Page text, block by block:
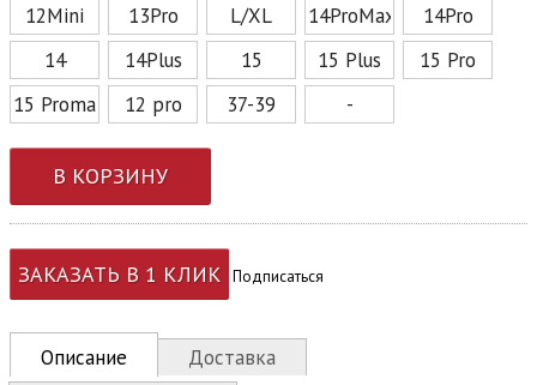
12Mini
13Pro L/XL 14ProMax
14Pro
14
14Plus 15 15 Plus
15 Pro
15 Promax
12 pro 37-39 -
В КОРЗИНУ
ЗАКАЗАТЬ В 1 КЛИК Подписаться
Описание
Доставка